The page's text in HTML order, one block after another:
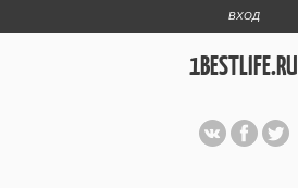
ВХОД
1BESTLIFE.RU